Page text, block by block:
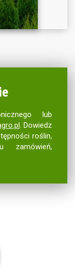
lub
. Dowiedz
roślin,
zamówień,